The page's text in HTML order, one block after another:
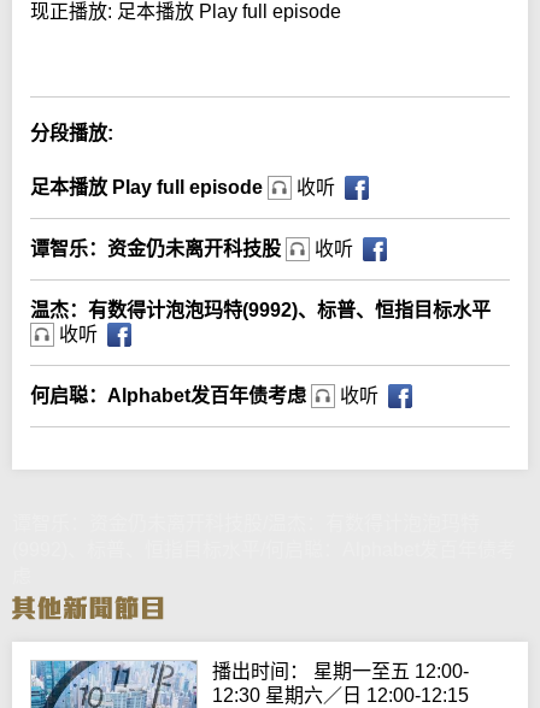
现正播放: 足本播放 Play full episode
分段播放:
足本播放 Play full episode 收听
谭智乐：资金仍未离开科技股 收听
温杰：有数得计泡泡玛特(9992)、标普、恒指目标水平
收听
何启聪：Alphabet发百年债考虑 收听
播出时间： 星期一至五 12:00-
12:30 星期六／日 12:00-12:15